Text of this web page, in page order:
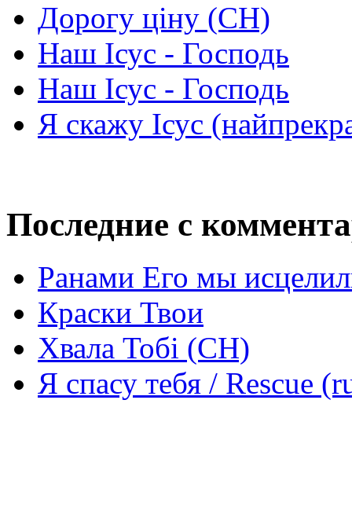
Дорогу ціну (СН)
Наш Ісус - Господь
Наш Ісус - Господь
Я скажу Ісус
Последние с
Ранами Его мы
Краски Твои
Хвала Тобі (СН)
Я спасу тебя / Rescue